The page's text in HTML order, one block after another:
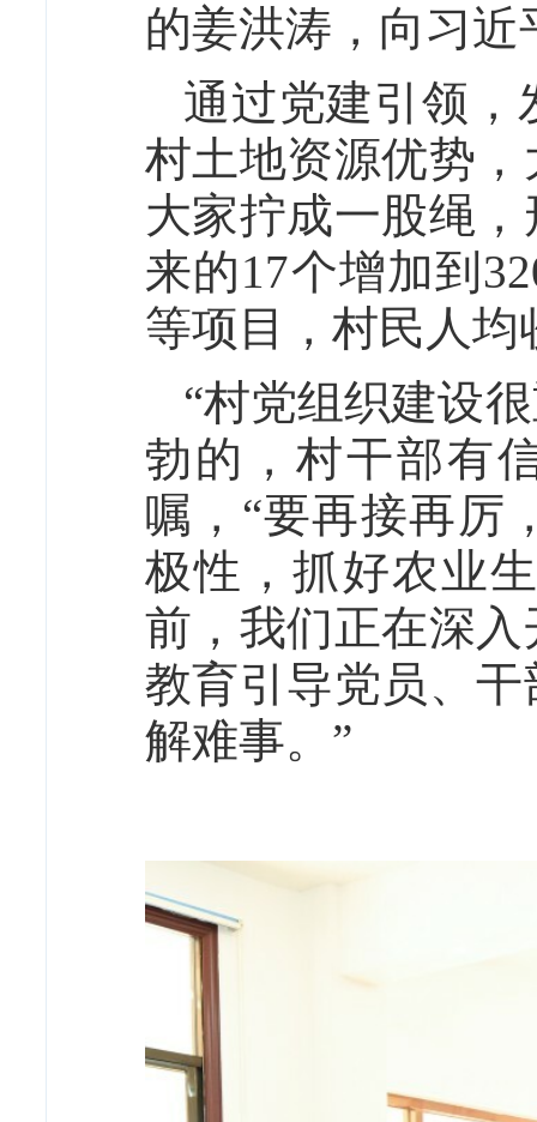
的姜洪涛，向习
通过党建引领，
村土地资源优势
大家拧成一股绳
来的17个增加到
等项目，村民人均
“村党组织建设
勃的，村干部有
嘱，“要再接再厉
极性，抓好农业
前，我们正在深
教育引导党员、
解难事。”